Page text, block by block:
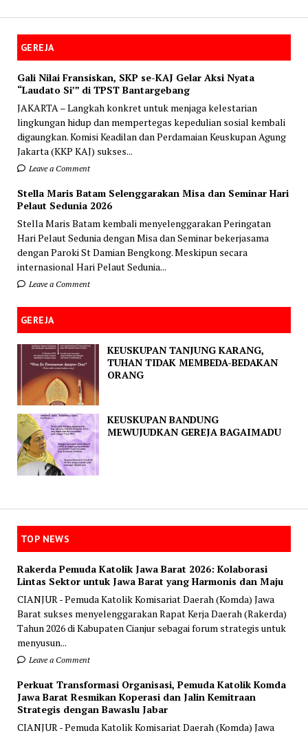
GEREJA
Gali Nilai Fransiskan, SKP se-KAJ Gelar Aksi Nyata
“Laudato Si’” di TPST Bantargebang
JAKARTA – Langkah konkret untuk menjaga kelestarian
lingkungan hidup dan mempertegas kepedulian sosial kembali
digaungkan. Komisi Keadilan dan Perdamaian Keuskupan Agung
Jakarta (KKP KAJ) sukses...
Leave a Comment
Stella Maris Batam Selenggarakan Misa dan Seminar Hari
Pelaut Sedunia 2026
Stella Maris Batam kembali menyelenggarakan Peringatan
Hari Pelaut Sedunia dengan Misa dan Seminar bekerjasama
dengan Paroki St Damian Bengkong. Meskipun secara
internasional Hari Pelaut Sedunia...
Leave a Comment
GEREJA
KEUSKUPAN TANJUNG KARANG,
TUHAN TIDAK MEMBEDA-BEDAKAN
ORANG
KEUSKUPAN BANDUNG
MEWUJUDKAN GEREJA BAGAIMADU
TOP NEWS
Rakerda Pemuda Katolik Jawa Barat 2026: Kolaborasi
Lintas Sektor untuk Jawa Barat yang Harmonis dan Maju
CIANJUR - Pemuda Katolik Komisariat Daerah (Komda) Jawa
Barat sukses menyelenggarakan Rapat Kerja Daerah (Rakerda)
Tahun 2026 di Kabupaten Cianjur sebagai forum strategis untuk
menyusun...
Leave a Comment
Perkuat Transformasi Organisasi, Pemuda Katolik Komda
Jawa Barat Resmikan Koperasi dan Jalin Kemitraan
Strategis dengan Bawaslu Jabar
CIANJUR - Pemuda Katolik Komisariat Daerah (Komda) Jawa